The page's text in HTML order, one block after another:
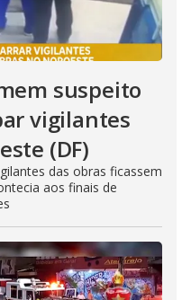
suspeito
vigilantes
(DF)
das obras ficassem
aos finais de